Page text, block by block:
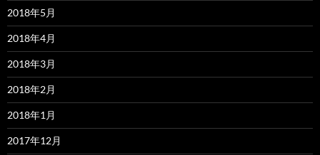
2018年5月
2018年4月
2018年3月
2018年2月
2018年1月
2017年12月